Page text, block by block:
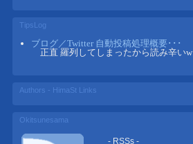
TipsLog
ブログ／Twitter 自動投稿処理概要･･･
正直 羅列してしまったから読み辛いw
Authors - HimaSt Links
Okitsunesama
- RSSs -